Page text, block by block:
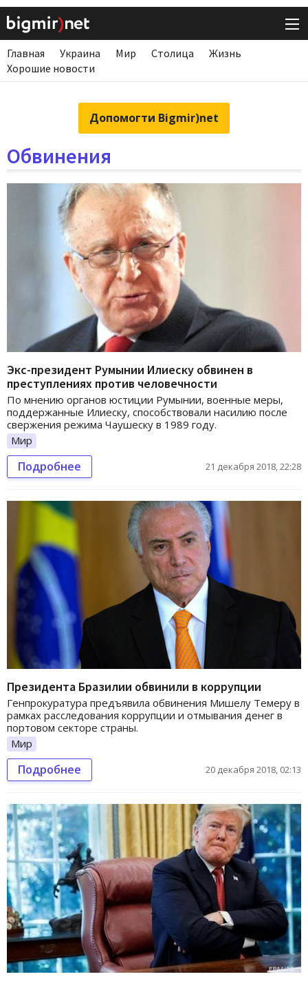
Главная Украина Мир Столица
Жизнь
Хорошие новости
Допомогти Bigmir)net
Обвинения
Экс-президент Румынии Илиеску обвинен в
преступлениях против человечности
По мнению органов юстиции Румынии, военные меры,
поддержанные Илиеску, способствовали насилию после
свержения режима Чаушеску в 1989 году.
Мир
Подробнее 21 декабря 2018, 22:28
Президента Бразилии обвинили в коррупции
Генпрокуратура предъявила обвинения Мишелу Темеру в
рамках расследования коррупции и отмывания денег в
портовом секторе страны.
Мир
Подробнее 20 декабря 2018, 02:13